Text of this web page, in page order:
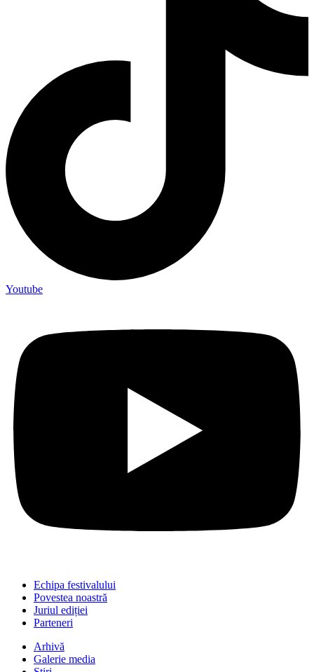
Youtube
Echipa festivalului
Povestea noastră
Juriul ediției
Parteneri
Arhivă
Galerie media